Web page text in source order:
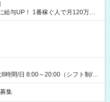
給与UP！ 1番稼ぐ人で月120万ほ
万
建築関係 1日150個配達×25日勤務
時間/日 8:00～20:00（シフト制/実
次第では週4も有り） ※配達状況
性有り ※案件により多少の前後あ
集